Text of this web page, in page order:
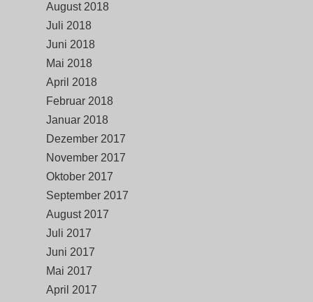
August 2018
Juli 2018
Juni 2018
Mai 2018
April 2018
Februar 2018
Januar 2018
Dezember 2017
November 2017
Oktober 2017
September 2017
August 2017
Juli 2017
Juni 2017
Mai 2017
April 2017